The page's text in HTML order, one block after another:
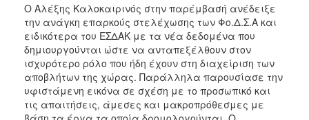
Ο Αλέξης Καλοκαιρινός στην παρέμβασή ανέδειξε
την ανάγκη επαρκούς στελέχωσης των Φο.Δ.Σ.Α και
ειδικότερα του ΕΣΔΑΚ με τα νέα δεδομένα που
δημιουργούνται ώστε να ανταπεξέλθουν στον
ισχυρότερο ρόλο που ήδη έχουν στη διαχείριση των
αποβλήτων της χώρας. Παράλληλα παρουσίασε την
υφιστάμενη εικόνα σε σχέση με το προσωπικό και
τις απαιτήσεις, άμεσες και μακροπρόθεσμες με